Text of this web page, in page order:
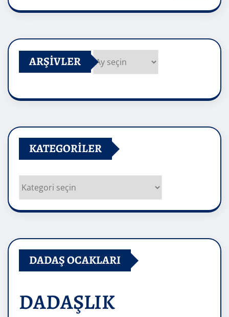
ARŞIVLER
KATEGORILER
Kategoriler
DADAŞ OCAKLARI
DADAŞLIK